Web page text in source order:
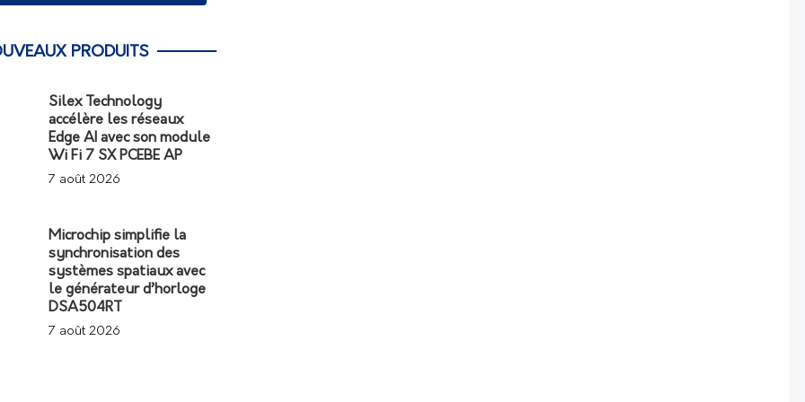
PRODUITS
Silex Technology
accélère les réseaux
Edge AI avec son module
Wi Fi 7 SX PCEBE AP
7 août 2026
Microchip simplifie la
synchronisation des
systèmes spatiaux avec
le générateur d’horloge
DSA504RT
7 août 2026